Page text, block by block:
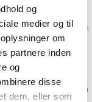
og
medier og til
om
partnere inden
og
disse
dem, eller som
Strikkespil som
og underholdende
hvor der hækles
og enkle spil og
eller som en